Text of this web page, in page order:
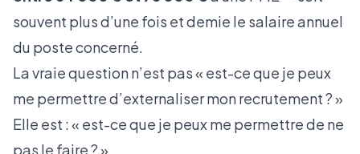
souvent plus d’une fois et demie le salaire annuel
du poste concerné.
La vraie question n’est pas « est-ce que je peux
me permettre d’externaliser mon recrutement ? »
Elle est : « est-ce que je peux me permettre de ne
pas le faire ? »